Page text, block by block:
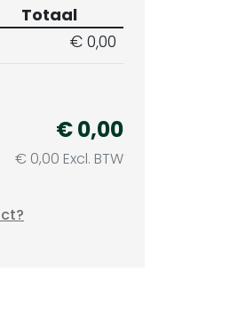
Totaal
€ 0,00
€ 0,00
€ 0,00 Excl. BTW